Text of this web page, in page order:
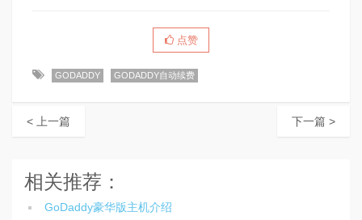
点赞
GODADDY GODADDY自动续费
< 上一篇 下一篇 >
相关推荐：
GoDaddy豪华版主机介绍